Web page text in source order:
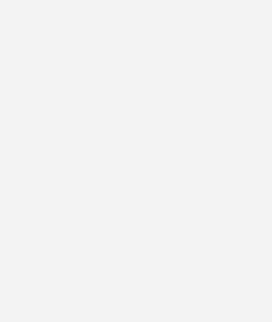
hier unter den Flächenländern einen der
heißt, es gibt noch Potenzial für den
Nähe von Windparks.
weiteren Ausbau ein. „Wir haben den Vorteil,